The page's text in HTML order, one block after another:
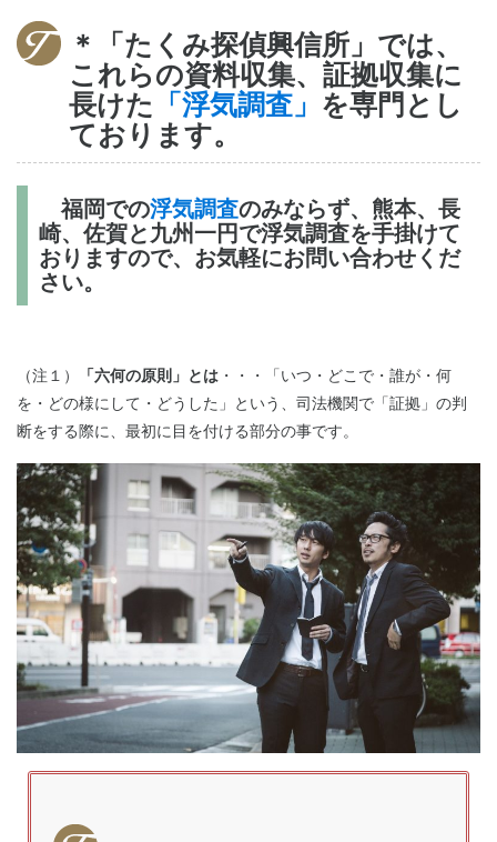
＊「たくみ探偵興信所」では、
これらの資料収集、証拠収集に
長けた
「浮気調査」 を専門とし
ております。
福岡での浮気調査のみならず、熊本、長
崎、佐賀と九州一円で浮気調査を手掛けて
おりますので、お気軽にお問い合わせくだ
さい。
（注１） 「六何の原則」とは ・・・「いつ・どこで・誰が・何
を・どの様にして・どうした」という、司法機関で「証拠」の判
断をする際に、最初に目を付ける部分の事です。